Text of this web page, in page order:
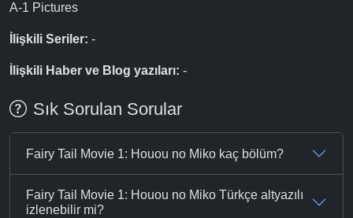
A-1 Pictures
İlişkili Seriler: -
İlişkili Haber ve Blog yazıları: -
Sık Sorulan Sorular
Fairy Tail Movie 1: Houou no Miko kaç bölüm?
Fairy Tail Movie 1: Houou no Miko Türkçe altyazılı
izlenebilir mi?